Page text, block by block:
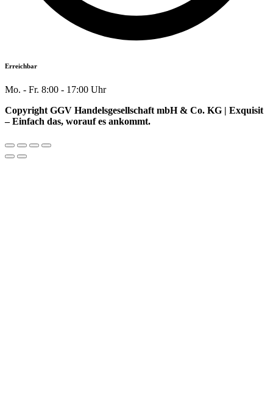
Erreichbar
Mo. - Fr. 8:00 - 17:00 Uhr
Copyright GGV Handelsgesellschaft mbH & Co. KG | Exquisit
– Einfach das, worauf es ankommt.